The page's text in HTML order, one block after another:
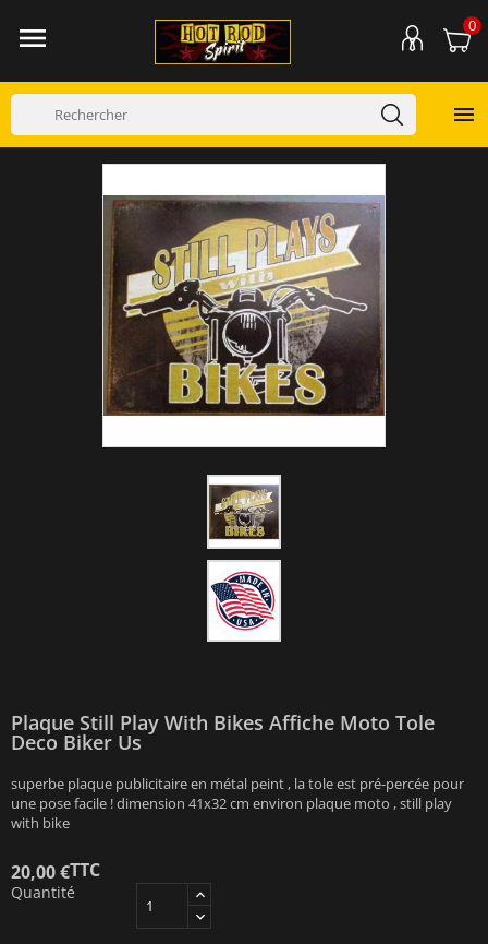
 0

Plaque Still Play With Bikes Affiche Moto Tole
Deco Biker Us
superbe plaque publicitaire en métal peint , la tole est pré-percée pour
une pose facile ! dimension 41x32 cm environ plaque moto , still play
with bike
20,00 €TTC
Quantité